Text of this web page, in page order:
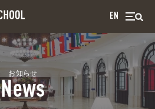
EN
お知らせ
News